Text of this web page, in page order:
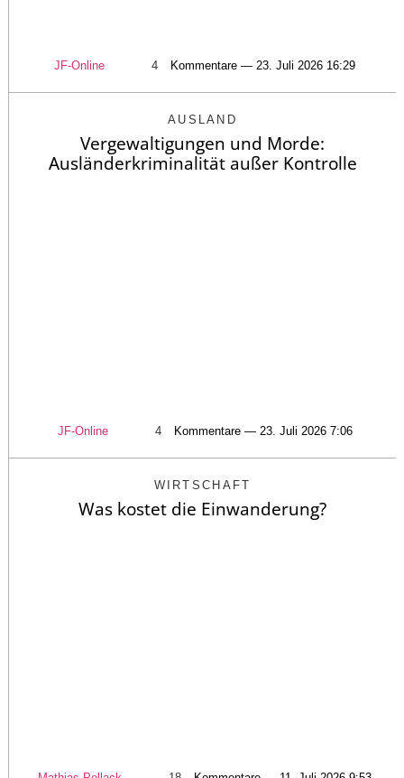
JF-Online 4 Kommentare — 23. Juli 2026 16:29
AUSLAND
Vergewaltigungen und Morde:
Ausländerkriminalität außer Kontrolle
JF-Online 4 Kommentare — 23. Juli 2026 7:06
WIRTSCHAFT
Was kostet die Einwanderung?